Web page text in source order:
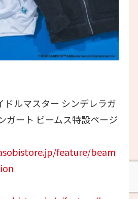
ドルマスター シンデレラガ
ガート ビームス特設ページ
feature/beam